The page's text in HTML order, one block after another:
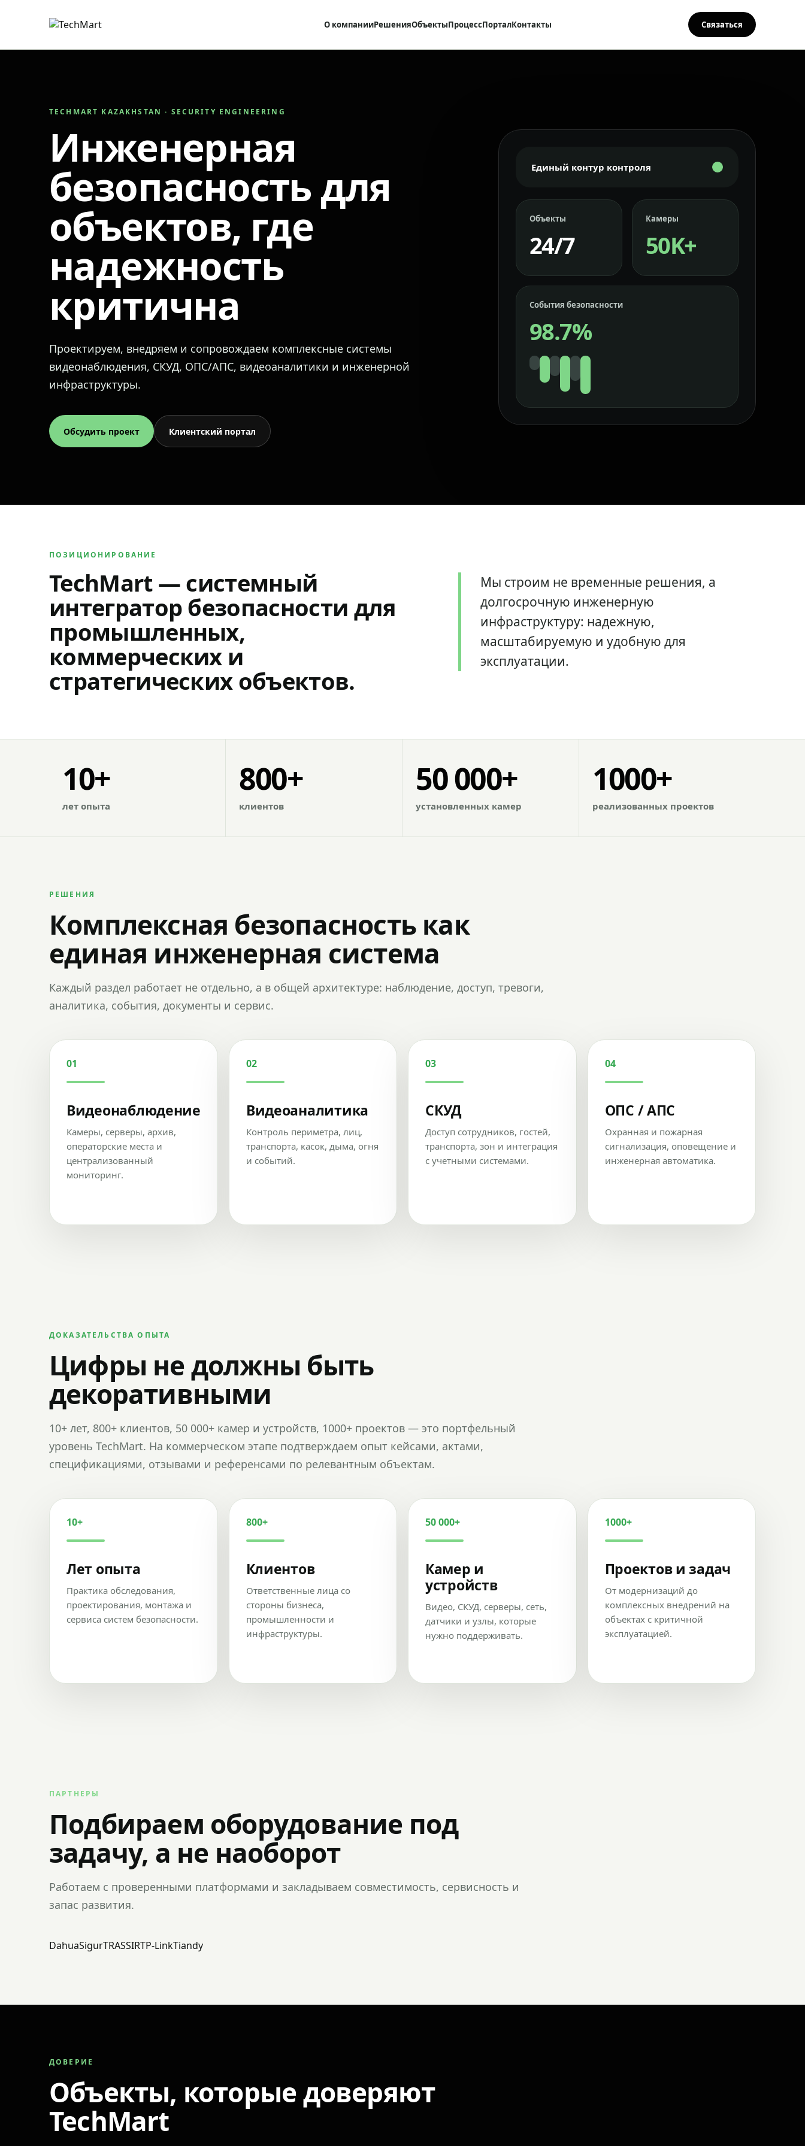
О компанииРешенияОбъектыПроцессПорталКонтакты Связаться
TECHMART KAZAKHSTAN · SECURITY ENGINEERING
Инженерная
безопасность для
объектов, где
надежность
критична
Проектируем, внедряем и сопровождаем комплексные системы
видеонаблюдения, СКУД, ОПС/АПС, видеоаналитики и инженерной
инфраструктуры.
Обсудить проект Клиентский портал
Единый контур контроля
Объекты
24/7
Камеры
50K+
События безопасности
98.7%
ПОЗИЦИОНИРОВАНИЕ
TechMart — системный
интегратор безопасности для
промышленных,
коммерческих и
стратегических объектов.
Мы строим не временные решения, а
долгосрочную инженерную
инфраструктуру: надежную,
масштабируемую и удобную для
эксплуатации.
10+
лет опыта
800+
клиентов
50 000+
установленных камер
1000+
реализованных проектов
РЕШЕНИЯ
Комплексная безопасность как
единая инженерная система
Каждый раздел работает не отдельно, а в общей архитектуре: наблюдение, доступ, тревоги,
аналитика, события, документы и сервис.
01
Видеонаблюдение
Камеры, серверы, архив,
операторские места и
централизованный
мониторинг.
02
Видеоаналитика
Контроль периметра, лиц,
транспорта, касок, дыма, огня
и событий.
03
СКУД
Доступ сотрудников, гостей,
транспорта, зон и интеграция
с учетными системами.
04
ОПС / АПС
Охранная и пожарная
сигнализация, оповещение и
инженерная автоматика.
ДОКАЗАТЕЛЬСТВА ОПЫТА
Цифры не должны быть
декоративными
10+ лет, 800+ клиентов, 50 000+ камер и устройств, 1000+ проектов — это портфельный
уровень TechMart. На коммерческом этапе подтверждаем опыт кейсами, актами,
спецификациями, отзывами и референсами по релевантным объектам.
10+
Лет опыта
Практика обследования,
проектирования, монтажа и
сервиса систем безопасности.
800+
Клиентов
Ответственные лица со
стороны бизнеса,
промышленности и
инфраструктуры.
50 000+
Камер и
устройств
Видео, СКУД, серверы, сеть,
датчики и узлы, которые
нужно поддерживать.
1000+
Проектов и задач
От модернизаций до
комплексных внедрений на
объектах с критичной
эксплуатацией.
ПАРТНЕРЫ
Подбираем оборудование под
задачу, а не наоборот
Работаем с проверенными платформами и закладываем совместимость, сервисность и
запас развития.
DahuaSigurTRASSIRTP-LinkTiandy
ДОВЕРИЕ
Объекты, которые доверяют
TechMart